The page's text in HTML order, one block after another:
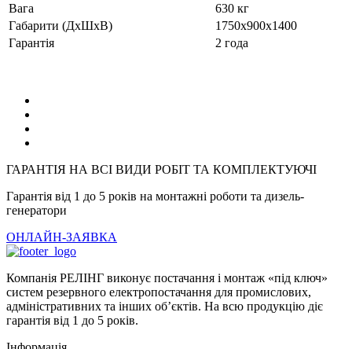
Вага
630 кг
Габарити (ДхШхВ)
1750x900x1400
Гарантія
2 года
ГАРАНТІЯ НА ВСІ ВИДИ РОБІТ ТА КОМПЛЕКТУЮЧІ
Гарантія від 1 до 5 років на монтажні роботи та дизель-
генератори
ОНЛАЙН-ЗАЯВКА
Компанія РЕЛІНГ виконує постачання і монтаж «під ключ»
систем резервного електропостачання для промислових,
адміністративних та інших об’єктів. На всю продукцію діє
гарантія від 1 до 5 років.